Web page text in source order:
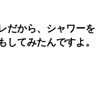
だから、シャワーを
してみたんですよ。